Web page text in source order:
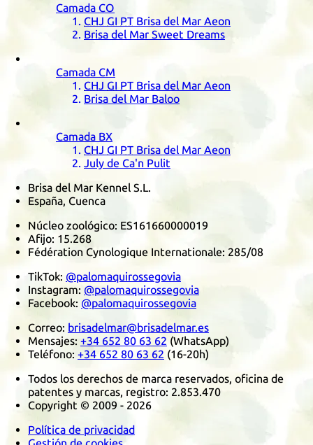
Camada CO
CHJ GI PT Brisa del Mar Aeon
Brisa del Mar Sweet Dreams
Camada CM
CHJ GI PT Brisa del Mar Aeon
Brisa del Mar Baloo
Camada BX
CHJ GI PT Brisa del Mar Aeon
July de Ca'n Pulit
Brisa del Mar Kennel S.L.
España, Cuenca
Núcleo zoológico: ES161660000019
Afijo: 15.268
Fédération Cynologique Internationale: 285/08
TikTok: @palomaquirossegovia
Instagram: @palomaquirossegovia
Facebook: @palomaquirossegovia
Correo: brisadelmar@brisadelmar.es
Mensajes: +34 652 80 63 62 (WhatsApp)
Teléfono: +34 652 80 63 62 (16-20h)
Todos los derechos de marca reservados, oficina de
patentes y marcas, registro: 2.853.470
Copyright © 2009 - 2026
Política de privacidad